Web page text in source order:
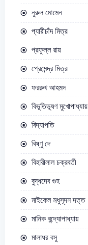
নুরুল মোমেন
প্যারীচাঁদ মিত্র
প্রফুল্ল রায়
প্রেমেন্দ্র মিত্র
ফররুখ আহমদ
বিভূতিভূষণ মুখোপাধ্যায়
বিদ্যাপতি
বিষ্ণু দে
বিহারীলাল চক্রবর্তী
বুদ্ধদেব গুহ
মাইকেল মধুসূদন দত্ত
মানিক বন্দ্যোপাধ্যায়
মালাধর বসু